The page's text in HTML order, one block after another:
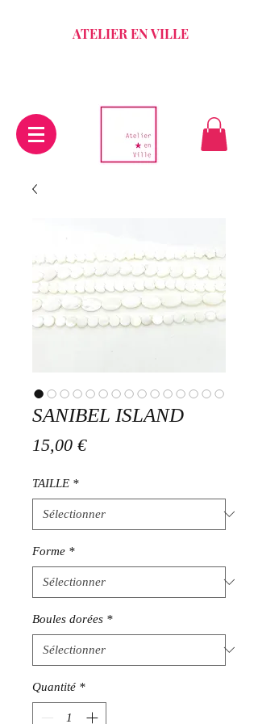
ATELIER EN VILLE
SANIBEL ISLAND
15,00 €Prix
TAILLE *
Forme *
Boules dorées *
Quantité *